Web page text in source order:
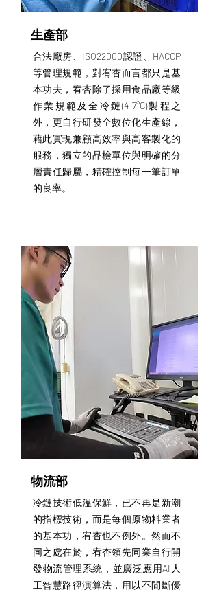
生產部
合法廠房、ISO22000認證、HACCP
等管理規範，對宥杏而言都只是基
本功夫，宥杏除了採用食品廠等級
作業規範及全冷鏈(4-7°C)製程之
外，更自行研發全數位化生產線，
藉此實現兼顧高效率與高客製化的
服務，獨立的品檢單位與明確的分
層責任歸屬，精確控制每一筆訂單
的良率。
物流部
冷鏈技術低溫保鮮，已不再是新潮
的指標技術，而是每個原物料業者
的基本功，宥杏也不例外。然而不
同之處在於，宥杏領先同業自行開
發物流管理系統，並廣泛應用AI人
工智慧路徑演算法，用以不間斷優